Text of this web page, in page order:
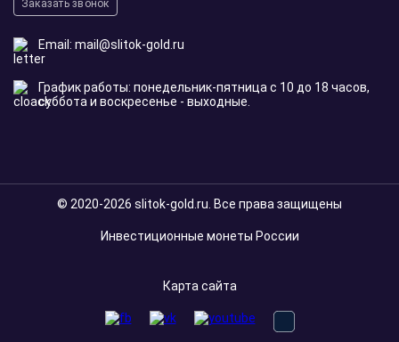
Заказать звонок
Email: mail@slitok-gold.ru
График работы: понедельник-пятница с 10 до 18 часов,
суббота и воскресенье - выходные.
© 2020-2026 slitok-gold.ru. Все права защищены
Инвестиционные монеты России
Карта сайта